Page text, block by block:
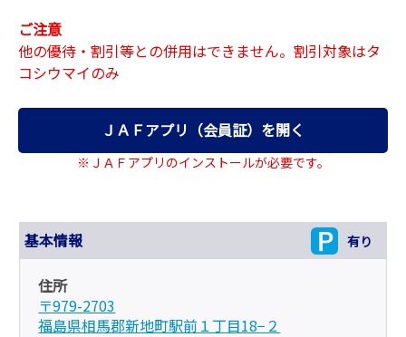
ご注意
他の優待・割引等との併用はできません。割引対象はタ
コシウマイのみ
ＪＡＦアプリ（会員証）を開く
※ＪＡＦアプリのインストールが必要です。
基本情報 有り
住所
〒979-2703
福島県相馬郡新地町駅前１丁目18−２